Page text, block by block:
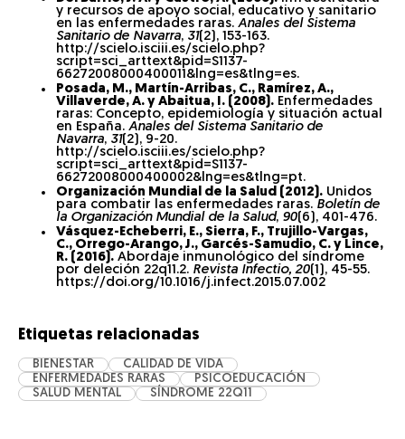
y recursos de apoyo social, educativo y sanitario
en las enfermedades raras. Anales del Sistema
Sanitario de Navarra, 31(2), 153-163.
http://scielo.isciii.es/scielo.php?
script=sci_arttext&pid=S1137-
66272008000400011&lng=es&tlng=es.
Posada, M., Martín-Arribas, C., Ramírez, A.,
Villaverde, A. y Abaitua, I. (2008). Enfermedades
raras: Concepto, epidemiología y situación actual
en España. Anales del Sistema Sanitario de
Navarra, 31(2), 9-20.
http://scielo.isciii.es/scielo.php?
script=sci_arttext&pid=S1137-
66272008000400002&lng=es&tlng=pt.
Organización Mundial de la Salud (2012). Unidos
para combatir las enfermedades raras. Boletín de
la Organización Mundial de la Salud, 90(6), 401-476.
Vásquez-Echeberri, E., Sierra, F., Trujillo-Vargas,
C., Orrego-Arango, J., Garcés-Samudio, C. y Lince,
R. (2016). Abordaje inmunológico del síndrome
por deleción 22q11.2. Revista Infectio, 20(1), 45-55.
https://doi.org/10.1016/j.infect.2015.07.002
Etiquetas relacionadas
BIENESTAR
CALIDAD DE VIDA
ENFERMEDADES RARAS
PSICOEDUCACIÓN
SALUD MENTAL
SÍNDROME 22Q11